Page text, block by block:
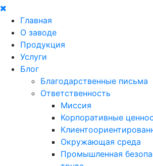
Главная
О заводе
Продукция
Услуги
Блог
Благодарственные письма
Ответственность
Миссия
Корпоративные
Окружающая среда
Промышленная